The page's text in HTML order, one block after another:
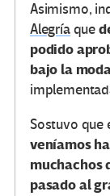
Asimismo,
Alegríaque
podido
bajo la
Sostuvo que
veníamos
muchachos
pasado al